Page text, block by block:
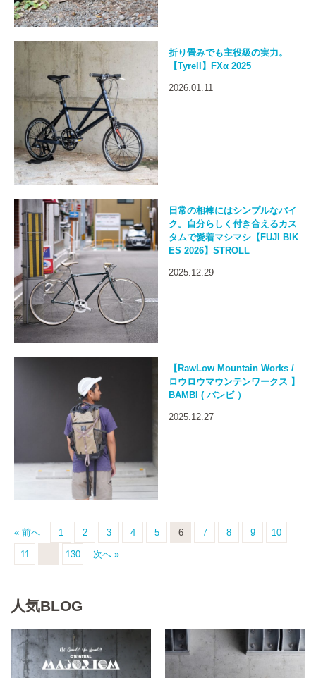
折り畳みでも主役級の実力。
【Tyrell】FXα 2025
2026.01.11
日常の相棒にはシンプルなバイ
ク。自分らしく付き合えるカス
タムで愛着マシマシ【FUJI BIK
ES 2026】STROLL
2025.12.29
【RawLow Mountain Works /
ロウロウマウンテンワークス 】
BAMBI ( バンビ ）
2025.12.27
« 前へ 1 2 3 4 5 6 7 8 9 10
11 … 130 次へ »
人気BLOG